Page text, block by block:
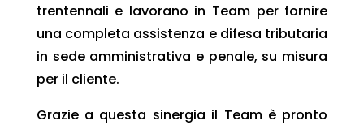
trentennali e lavorano in Team per fornire
una completa assistenza e difesa tributaria
in sede amministrativa e penale, su misura
per il cliente.
Grazie a questa sinergia il Team è pronto